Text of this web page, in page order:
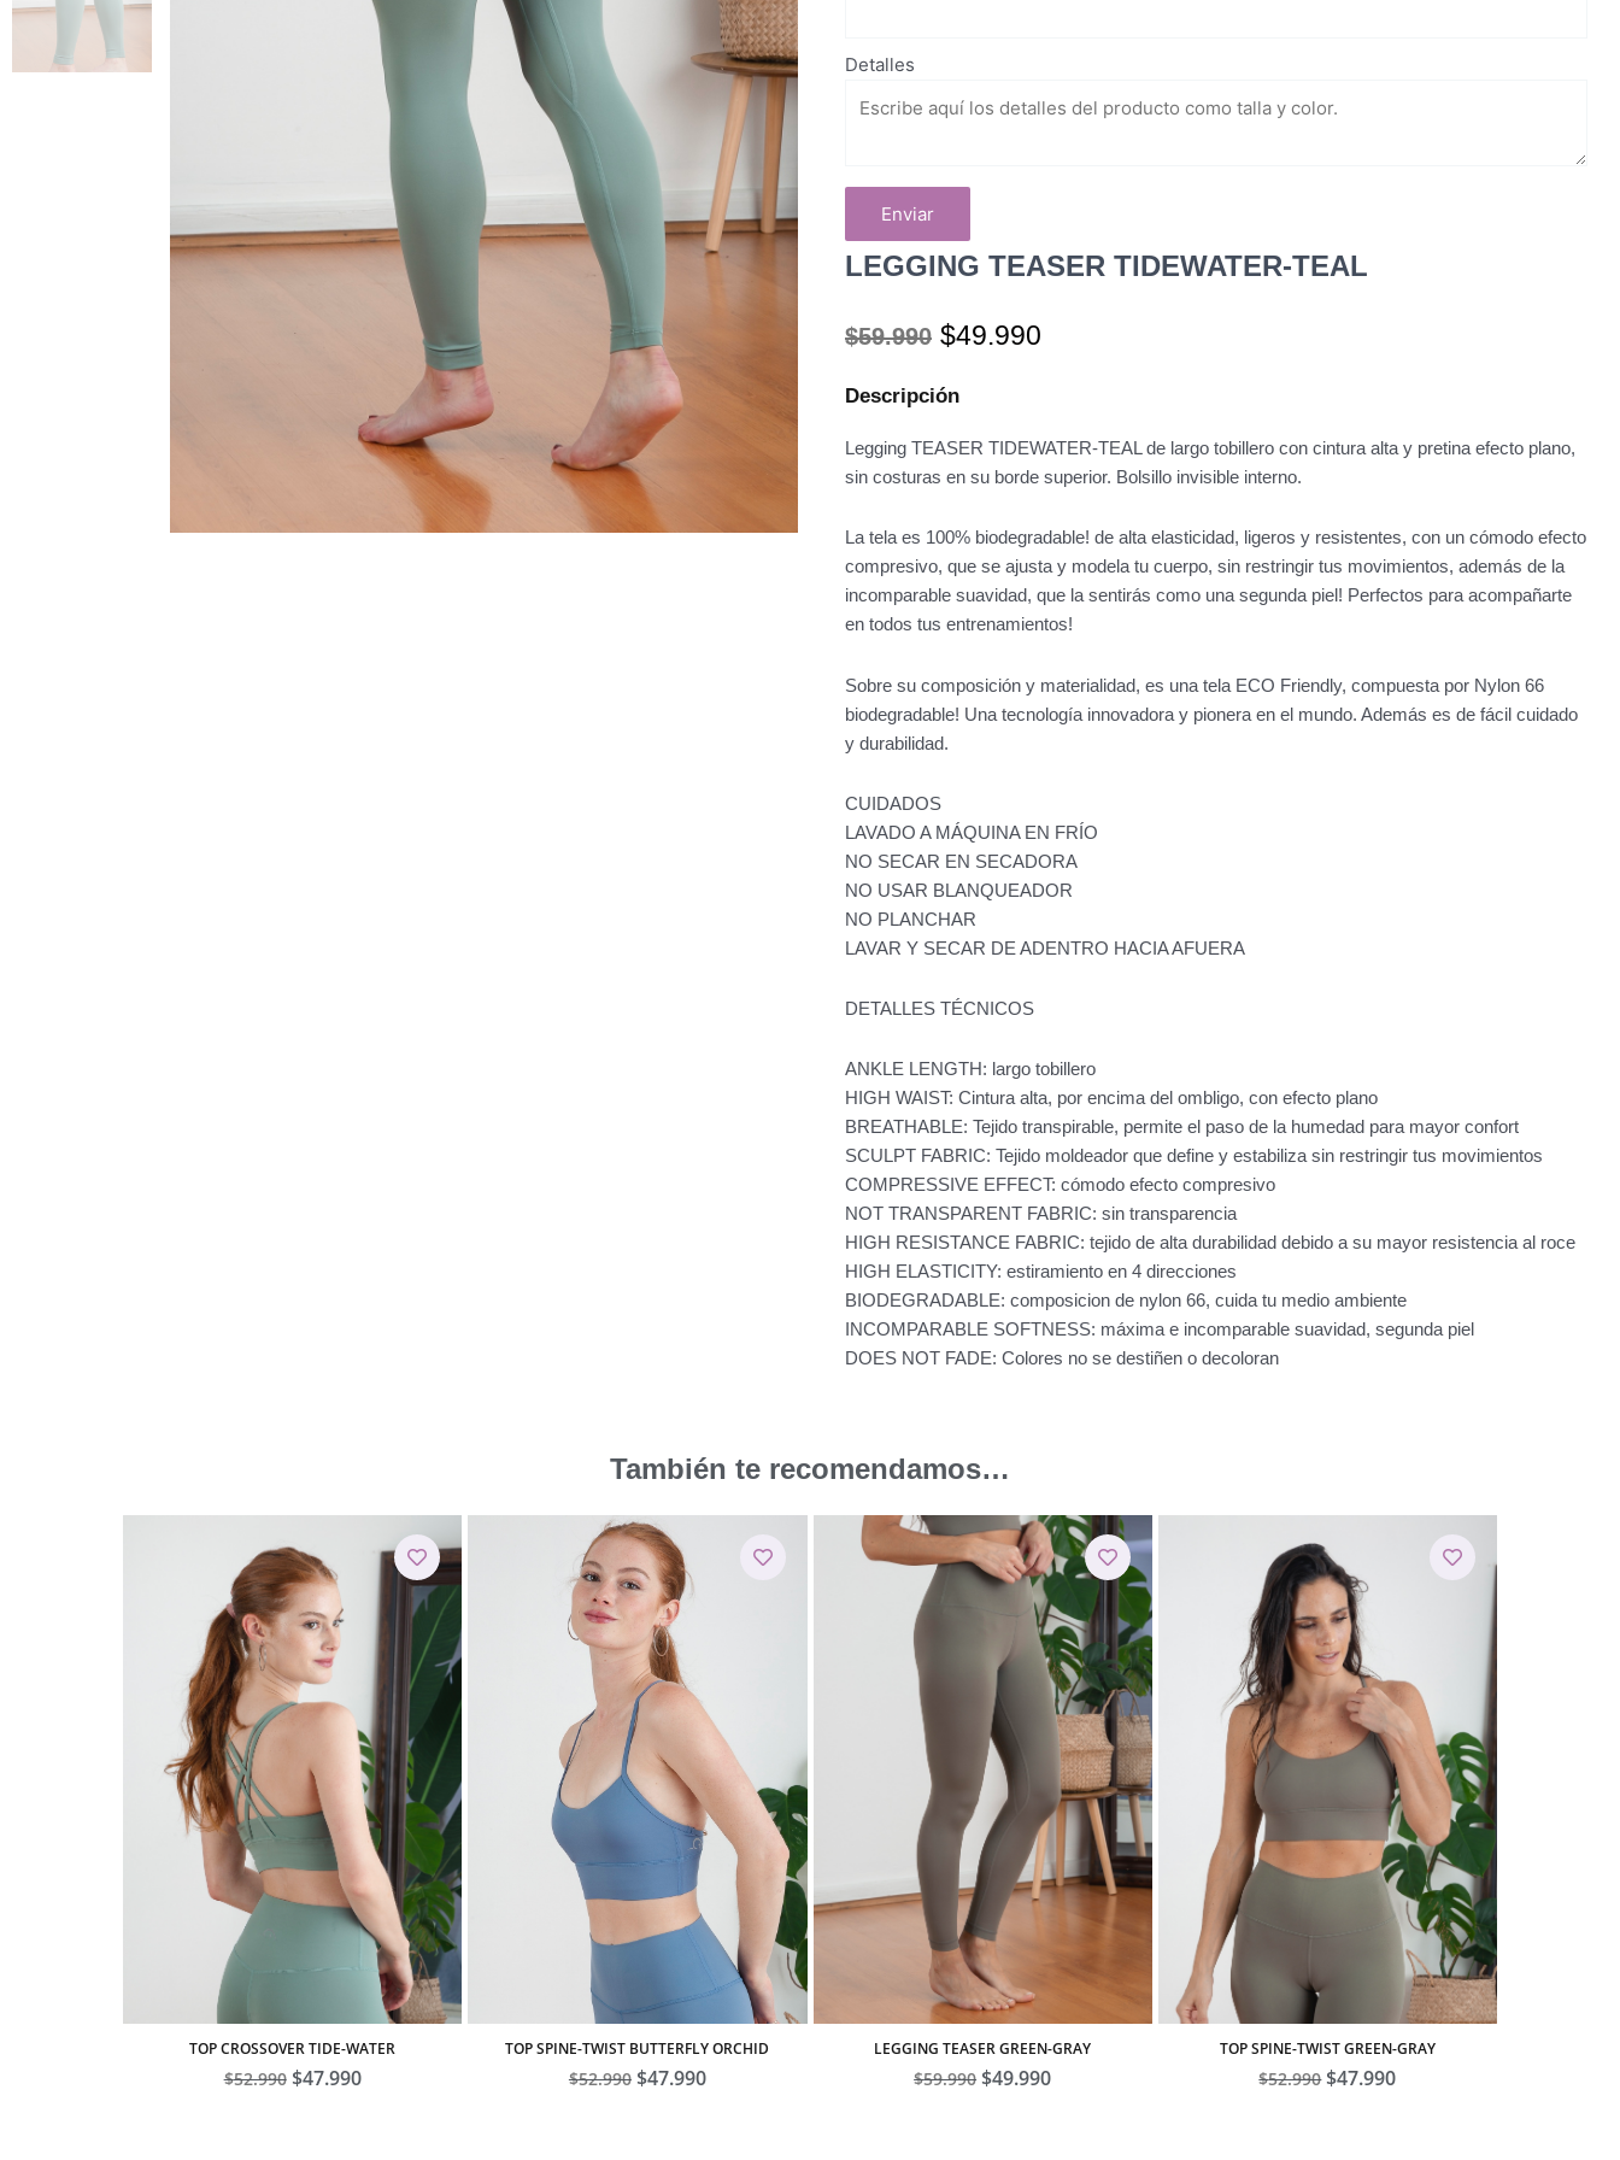
Detalles
Enviar
LEGGING TEASER TIDEWATER-TEAL
$59.990 El
original
$59.990.
$49.990
$49.990.
Descripción
Legging TEASER TIDEWATER-TEAL de largo tobillero con cintura alta y pretina efecto plano,
sin costuras en su borde superior. Bolsillo invisible interno.
La tela es 100% biodegradable! de alta elasticidad, ligeros y resistentes, con un cómodo efecto
compresivo, que se ajusta y modela tu cuerpo, sin restringir tus movimientos, además de la
incomparable suavidad, que la sentirás como una segunda piel! Perfectos para acompañarte
en todos tus entrenamientos!
Sobre su composición y materialidad, es una tela ECO Friendly, compuesta por Nylon 66
biodegradable! Una tecnología innovadora y pionera en el mundo. Además es de fácil cuidado
y durabilidad.
CUIDADOS
LAVADO A MÁQUINA EN FRÍO
NO SECAR EN SECADORA
NO USAR BLANQUEADOR
NO PLANCHAR
LAVAR Y SECAR DE ADENTRO HACIA AFUERA
DETALLES TÉCNICOS
ANKLE LENGTH: largo tobillero
HIGH WAIST: Cintura alta, por encima del ombligo, con efecto plano
BREATHABLE: Tejido transpirable, permite el paso de la humedad para mayor confort
SCULPT FABRIC: Tejido moldeador que define y estabiliza sin restringir tus movimientos
COMPRESSIVE EFFECT: cómodo efecto compresivo
NOT TRANSPARENT FABRIC: sin transparencia
HIGH RESISTANCE FABRIC: tejido de alta durabilidad debido a su mayor resistencia al roce
HIGH ELASTICITY: estiramiento en 4 direcciones
BIODEGRADABLE: composicion de nylon 66, cuida tu medio ambiente
INCOMPARABLE SOFTNESS: máxima e incomparable suavidad, segunda piel
DOES NOT FADE: Colores no se destiñen o decoloran
También te recomendamos…
TOP CROSSOVER TIDE-WATER
$52.990 El
$47.990El
TOP SPINE-TWIST BUTTERFLY ORCHID
$52.990 El
$47.990El
LEGGING TEASER GREEN-GRAY
$59.990 El
$49.990El
TOP SPINE-TWIST GREEN-GRAY
$52.990 El
$47.990El